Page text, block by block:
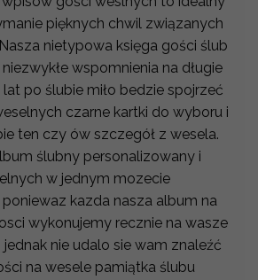
pięknych chwil związanych
nietypowa księga gości ślub
wspomnienia na długie
po ślubie miło bedzie spojrzeć
czarne kartki do wyboru i
ten czy ów szczegół z wesela.
ślubny personalizowany i
w jednym mozecie
kazda nasza album na
wykonujemy recznie na wasze
jednak nie udalo sie wam znaleźć
na wesele pamiątka ślubu